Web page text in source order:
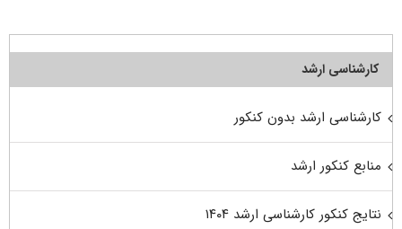
کارشناسی ارشد
کارشناسی ارشد بدون کنکور
منابع کنکور ارشد
نتایج کنکور کارشناسی ارشد ۱۴۰۴